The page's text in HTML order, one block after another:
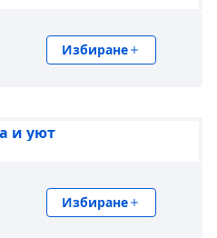
Избиране
и уют
Избиране